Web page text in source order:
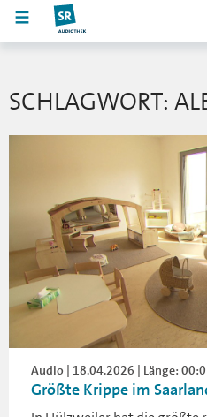
SCHLAGWORT:
Audio | 18.04.2026 | Länge:
Größte Krippe im